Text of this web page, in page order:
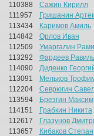
110388
Сажин Кирилл
111957
Гришанин
113434
Каримов Амиль
114842
Орлов Иван
112509
Умаргалин
113292
Фардеев Равиль
114090
Диденко
113091
Мельков
112204
Севрюгин
113594
Брезгин Максим
114151
Грабкин Никита
112617
Глазунов
113657
Кибаков Степан